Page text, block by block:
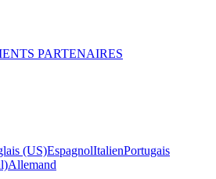
PARTENAIRES
(US)EspagnolItalienPortugais
Allemand